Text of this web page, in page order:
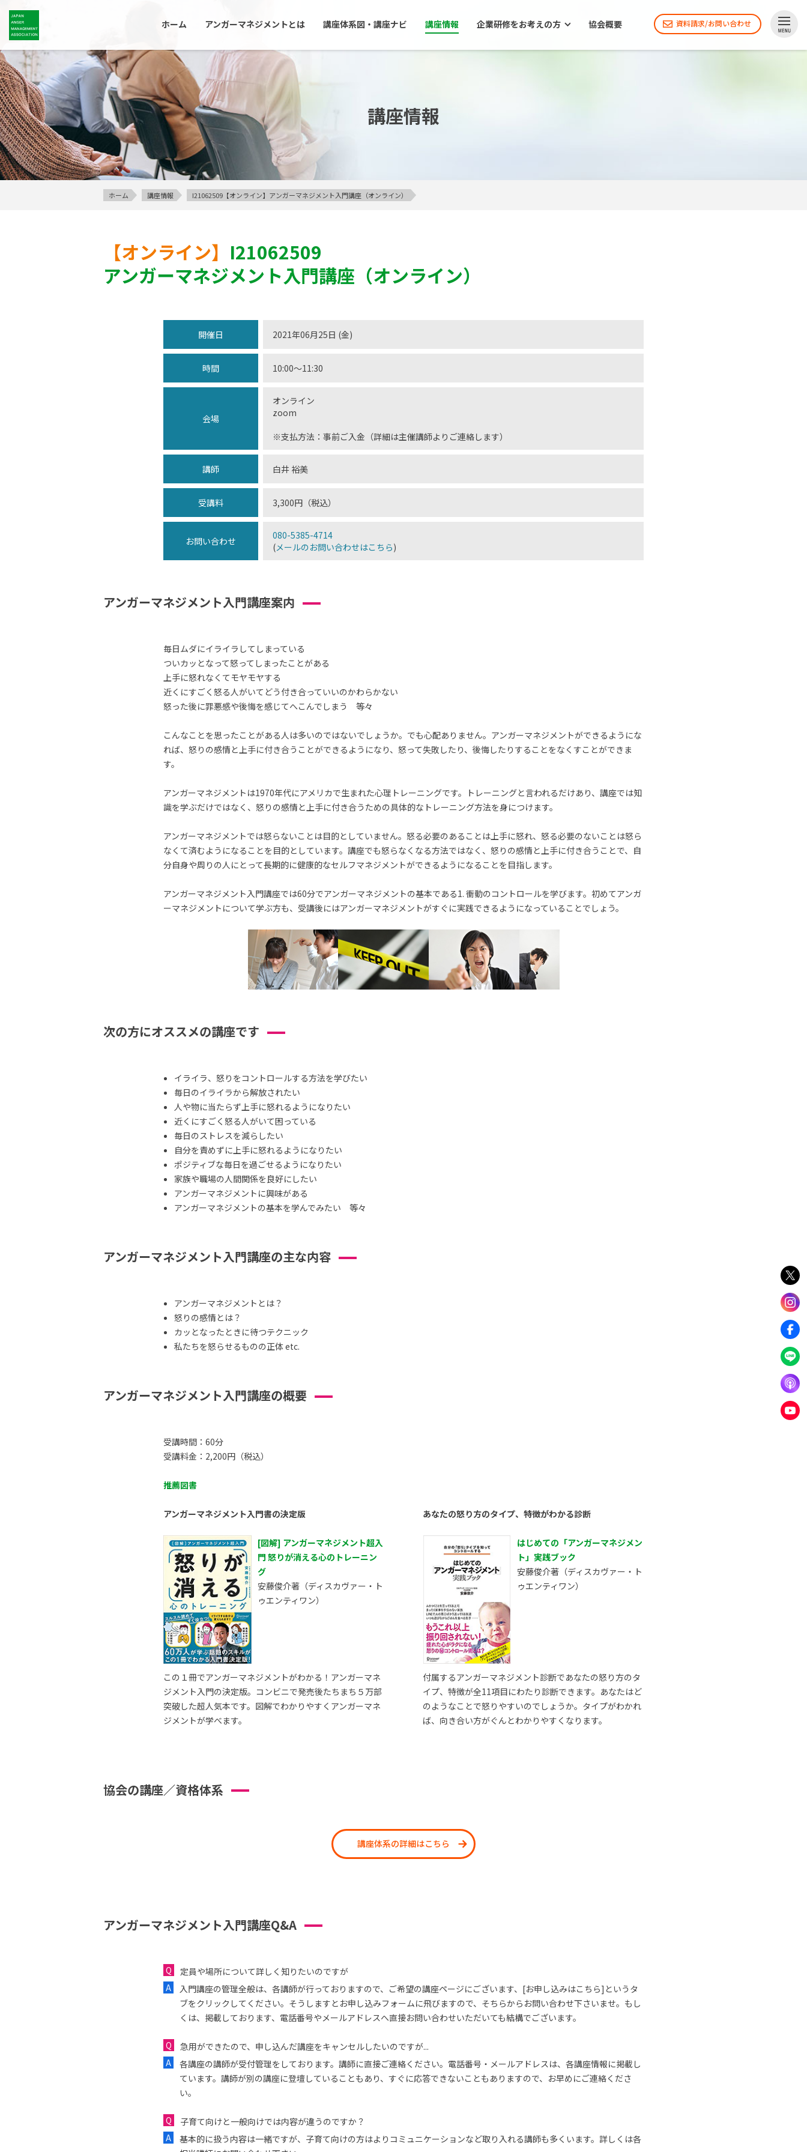
ホーム アンガーマネジメントとは 講座体系図・講座ナビ 講座情報 企業研修をお考えの方 協会概要 資料請求/お問い合わせ
講座情報
ホーム 講座情報 I21062509【オンライン】アンガーマネジメント入門講座（オンライン）
【オンライン】 I21062509
アンガーマネジメント入門講座（オンライン）
開催日 2021年06月25日 (金)
時間 10:00〜11:30
会場
オンライン
zoom
※支払方法：事前ご入金（詳細は主催講師よりご連絡します）
講師 白井 裕美
受講料 3,300円（税込）
お問い合わせ
080-5385-4714
(メールのお問い合わせはこちら)
アンガーマネジメント入門講座案内
毎日ムダにイライラしてしまっている
ついカッとなって怒ってしまったことがある
上手に怒れなくてモヤモヤする
近くにすごく怒る人がいてどう付き合っていいのかわらかない
怒った後に罪悪感や後悔を感じてへこんでしまう 等々
こんなことを思ったことがある人は多いのではないでしょうか。でも心配ありません。アンガーマネジメントができるようにな
れば、怒りの感情と上手に付き合うことができるようになり、怒って失敗したり、後悔したりすることをなくすことができま
す。
アンガーマネジメントは1970年代にアメリカで生まれた心理トレーニングです。トレーニングと言われるだけあり、講座では知
識を学ぶだけではなく、怒りの感情と上手に付き合うための具体的なトレーニング方法を身につけます。
アンガーマネジメントでは怒らないことは目的としていません。怒る必要のあることは上手に怒れ、怒る必要のないことは怒ら
なくて済むようになることを目的としています。講座でも怒らなくなる方法ではなく、怒りの感情と上手に付き合うことで、自
分自身や周りの人にとって長期的に健康的なセルフマネジメントができるようになることを目指します。
アンガーマネジメント入門講座では60分でアンガーマネジメントの基本である1. 衝動のコントロールを学びます。初めてアンガ
ーマネジメントについて学ぶ方も、受講後にはアンガーマネジメントがすぐに実践できるようになっていることでしょう。
次の方にオススメの講座です
イライラ、怒りをコントロールする方法を学びたい
毎日のイライラから解放されたい
人や物に当たらず上手に怒れるようになりたい
近くにすごく怒る人がいて困っている
毎日のストレスを減らしたい
自分を責めずに上手に怒れるようになりたい
ポジティブな毎日を過ごせるようになりたい
家族や職場の人間関係を良好にしたい
アンガーマネジメントに興味がある
アンガーマネジメントの基本を学んでみたい 等々
アンガーマネジメント入門講座の主な内容
アンガーマネジメントとは？
怒りの感情とは？
カッとなったときに待つテクニック
私たちを怒らせるものの正体 etc.
アンガーマネジメント入門講座の概要
受講時間：60分
受講料金：2,200円（税込）
推薦図書
アンガーマネジメント入門書の決定版
[図解] アンガーマネジメント超入
門 怒りが消える心のトレーニン
グ
安藤俊介著（ディスカヴァー・ト
ゥエンティワン）
この１冊でアンガーマネジメントがわかる！アンガーマネ
ジメント入門の決定版。コンビニで発売後たちまち５万部
突破した超人気本です。図解でわかりやすくアンガーマネ
ジメントが学べます。
あなたの怒り方のタイプ、特徴がわかる診断
はじめての「アンガーマネジメン
ト」実践ブック
安藤俊介著（ディスカヴァー・ト
ゥエンティワン）
付属するアンガーマネジメント診断であなたの怒り方のタ
イプ、特徴が全11項目にわたり診断できます。あなたはど
のようなことで怒りやすいのでしょうか。タイプがわかれ
ば、向き合い方がぐんとわかりやすくなります。
協会の講座／資格体系
講座体系の詳細はこちら
アンガーマネジメント入門講座Q&A
定員や場所について詳しく知りたいのですが
入門講座の管理全般は、各講師が行っておりますので、ご希望の講座ページにございます、[お申し込みはこちら]というタ
ブをクリックしてください。そうしますとお申し込みフォームに飛びますので、そちらからお問い合わせ下さいませ。もし
くは、掲載しております、電話番号やメールアドレスへ直接お問い合わせいただいても結構でございます。
急用ができたので、申し込んだ講座をキャンセルしたいのですが...
各講座の講師が受付管理をしております。講師に直接ご連絡ください。電話番号・メールアドレスは、各講座情報に掲載し
ています。講師が別の講座に登壇していることもあり、すぐに応答できないこともありますので、お早めにご連絡くださ
い。
子育て向けと一般向けでは内容が違うのですか？
基本的に扱う内容は一緒ですが、子育て向けの方はよりコミュニケーションなど取り入れる講師も多くいます。詳しくは各